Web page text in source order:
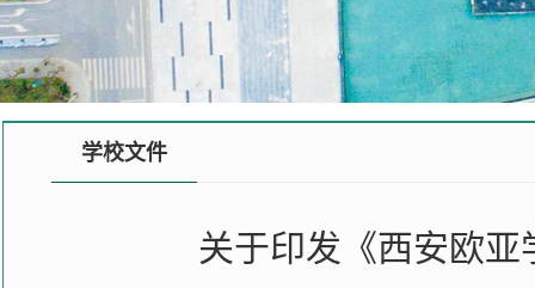
学校文件
关于印发《西安欧